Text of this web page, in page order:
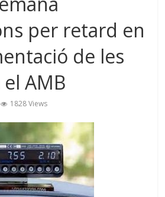
per retard en
de les
AMB
1828 Views